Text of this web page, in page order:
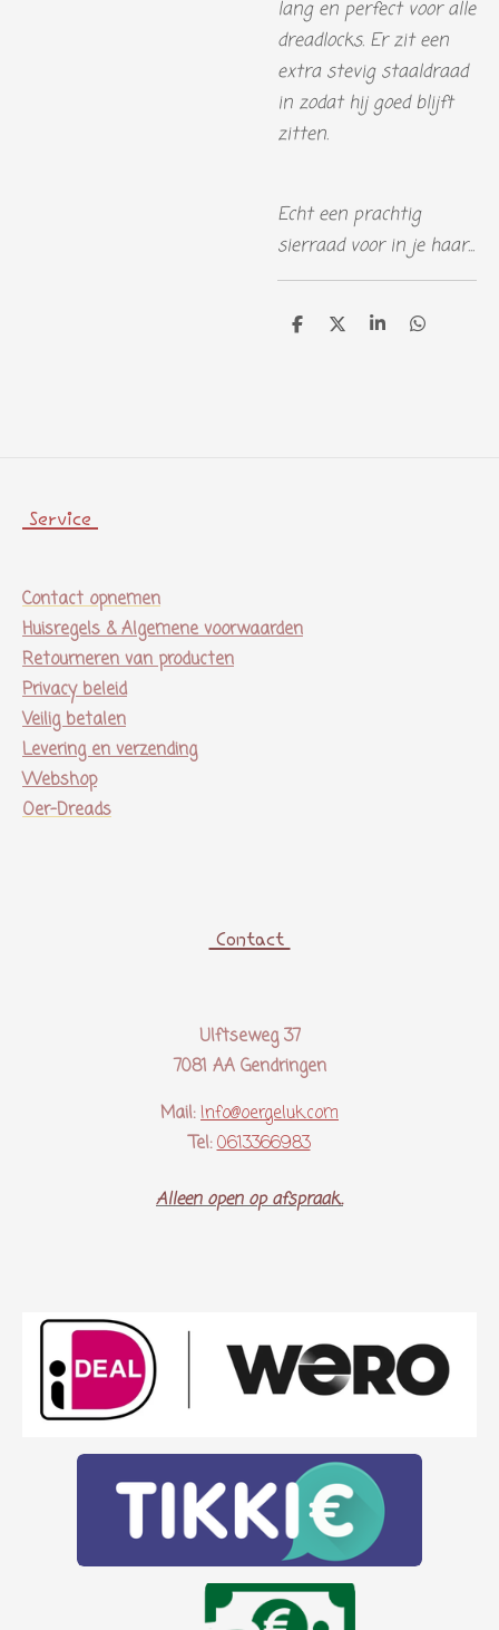
lang en perfect voor alle
dreadlocks. Er zit een
extra stevig staaldraad
in zodat hij goed blijft
zitten.
Echt een prachtig
sierraad voor in je haar...
D D S D
Service
Contact opnemen
Huisregels & Algemene voorwaarden
Retourneren van producten
Privacy beleid
Veilig betalen
Levering en verzending
Webshop
Oer-Dreads
Contact
Ulftseweg 37
7081 AA Gendringen
Mail: Info@oergeluk.com
Tel: 0613366983
Alleen open op afspraak..